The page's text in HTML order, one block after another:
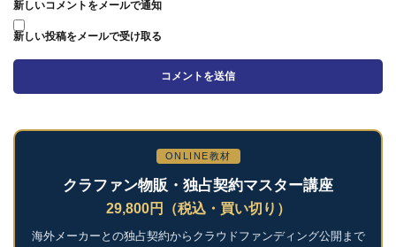
新しいコメントをメールで通知
新しい投稿をメールで受け取る
ONLINE教材
クラファン物販・独占契約マスター講座
29,800円（税込・買い切り）
海外メーカーとの独占契約からクラウドファンディング公開まで